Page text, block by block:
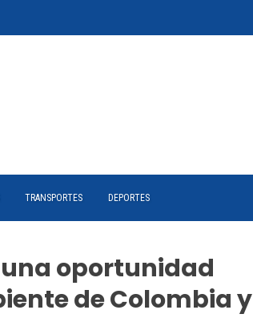
TRANSPORTES DEPORTES
oportunidad
de Colombia y